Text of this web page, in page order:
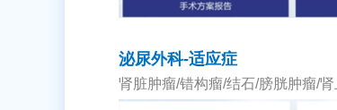
泌尿外科-适应症
肾脏肿瘤/错构瘤/结石/膀胱肿瘤/